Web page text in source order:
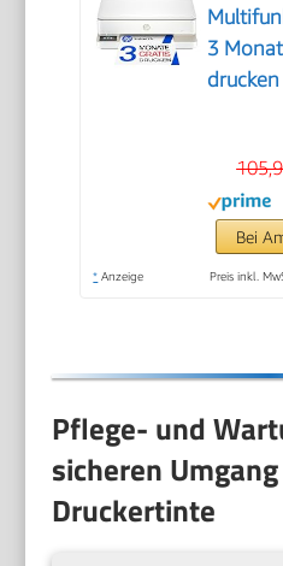
3
Wi-Fi,
Druck
Bei
* Anzeige Preis inkl.
Pflege- und
sicheren
Druckertinte